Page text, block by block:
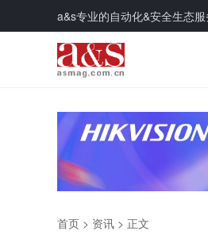
a&s专业的自动化&安全生态
首页 > 资讯 > 正文